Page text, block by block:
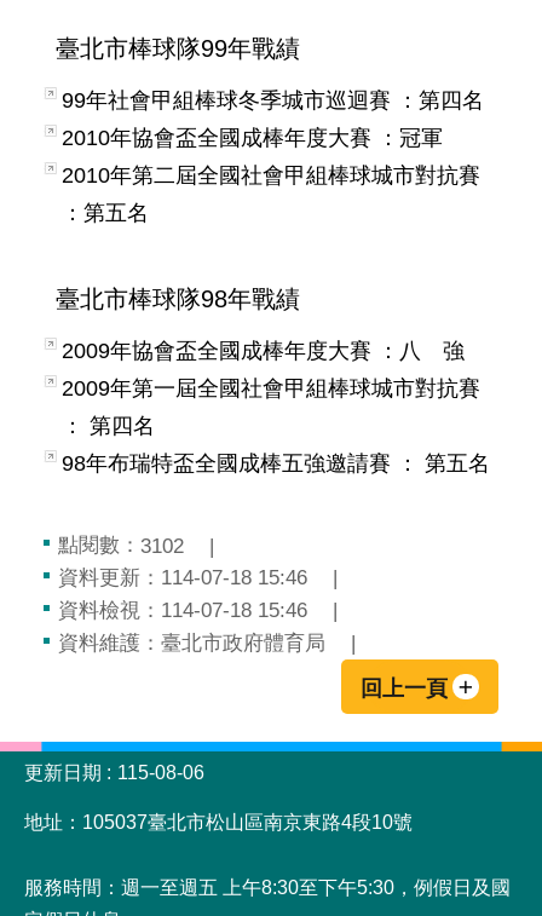
臺北市棒球隊99年戰績
99年社會甲組棒球冬季城市巡迴賽 ：第四名
2010年協會盃全國成棒年度大賽 ：冠軍
2010年第二屆全國社會甲組棒球城市對抗賽
：第五名
臺北市棒球隊98年戰績
2009年協會盃全國成棒年度大賽 ：八 強
2009年第一屆全國社會甲組棒球城市對抗賽
： 第四名
98年布瑞特盃全國成棒五強邀請賽 ： 第五名
點閱數： 3102
資料更新： 114-07-18 15:46
資料檢視： 114-07-18 15:46
資料維護： 臺北市政府體育局
回上一頁
:::
更新日期
115-08-06
地址：105037臺北市松山區南京東路4段10號
服務時間：週一至週五 上午8:30至下午5:30，例假日及國